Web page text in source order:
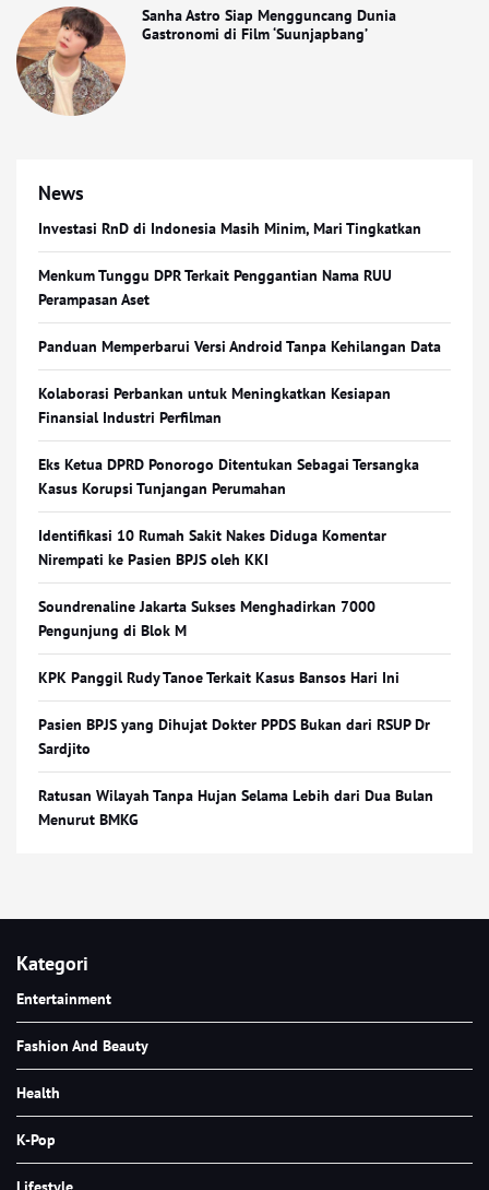
Sanha Astro Siap Mengguncang Dunia
Gastronomi di Film ‘Suunjapbang’
News
Investasi RnD di Indonesia Masih Minim, Mari Tingkatkan
Menkum Tunggu DPR Terkait Penggantian Nama RUU
Perampasan Aset
Panduan Memperbarui Versi Android Tanpa Kehilangan Data
Kolaborasi Perbankan untuk Meningkatkan Kesiapan
Finansial Industri Perfilman
Eks Ketua DPRD Ponorogo Ditentukan Sebagai Tersangka
Kasus Korupsi Tunjangan Perumahan
Identifikasi 10 Rumah Sakit Nakes Diduga Komentar
Nirempati ke Pasien BPJS oleh KKI
Soundrenaline Jakarta Sukses Menghadirkan 7000
Pengunjung di Blok M
KPK Panggil Rudy Tanoe Terkait Kasus Bansos Hari Ini
Pasien BPJS yang Dihujat Dokter PPDS Bukan dari RSUP Dr
Sardjito
Ratusan Wilayah Tanpa Hujan Selama Lebih dari Dua Bulan
Menurut BMKG
Kategori
Entertainment
Fashion And Beauty
Health
K-Pop